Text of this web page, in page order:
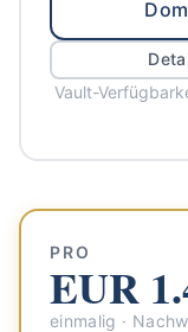
Vault-
PRO
EUR
einmalig ·